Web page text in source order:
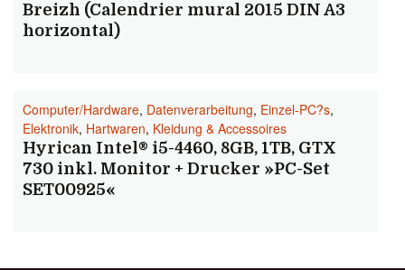
Breizh (Calendrier mural 2015 DIN A3
horizontal)
Computer/Hardware, Datenverarbeitung, Einzel-PC?s,
Elektronik, Hartwaren, Kleidung & Accessoires
Hyrican Intel® i5-4460, 8GB, 1TB, GTX
730 inkl. Monitor + Drucker »PC-Set
SET00925«